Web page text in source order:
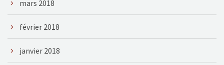
mars 2018
février 2018
janvier 2018